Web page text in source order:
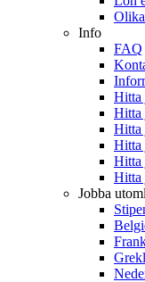
Info
FAQ
Hitta
Hitta
Hitta
Hitta
Hitta
Hitta
Jobba